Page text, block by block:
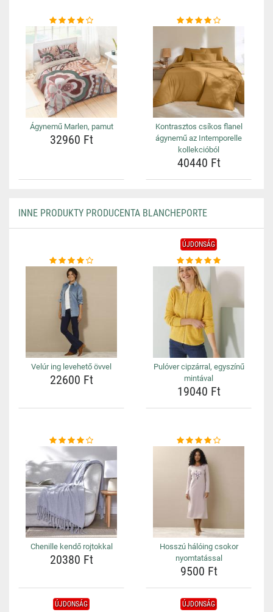
Ágynemű Marlen, pamut
32960 Ft
Kontrasztos csíkos flanel
ágynemű az Intemporelle
kollekcióból
40440 Ft
INNE PRODUKTY PRODUCENTA BLANCHEPORTE
Velúr ing levehető övvel
22600 Ft
ÚJDONSÁG
Pulóver cipzárral, egyszínű
mintával
19040 Ft
Chenille kendő rojtokkal
20380 Ft
Hosszú hálóing csokor
nyomtatással
9500 Ft
ÚJDONSÁG ÚJDONSÁG